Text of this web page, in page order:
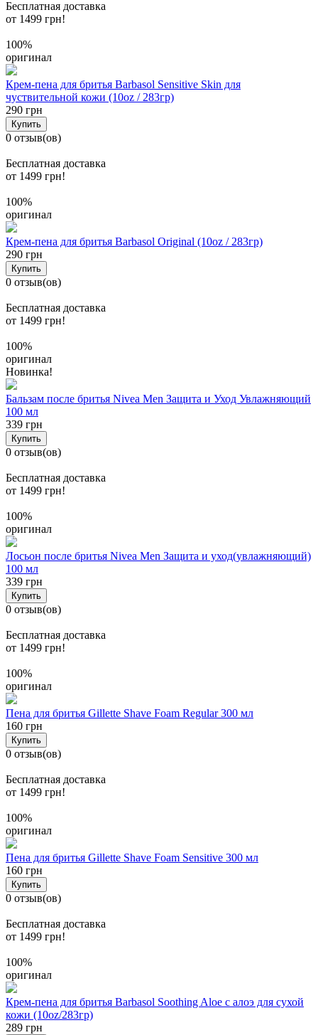
Бесплатная доставка
от 1499 грн!
100%
оригинал
Крем-пена для бритья Barbasol Sensitive Skin для
чуствительной кожи (10oz / 283гр)
290 грн
Купить
0 отзыв(ов)
Бесплатная доставка
от 1499 грн!
100%
оригинал
Крем-пена для бритья Barbasol Original (10oz / 283гр)
290 грн
Купить
0 отзыв(ов)
Бесплатная доставка
от 1499 грн!
100%
оригинал
Новинка!
Бальзам после бритья Nivea Men Защита и Уход Увлажняющий
100 мл
339 грн
Купить
0 отзыв(ов)
Бесплатная доставка
от 1499 грн!
100%
оригинал
Лосьон после бритья Nivea Men Защита и уход(увлажняющий)
100 мл
339 грн
Купить
0 отзыв(ов)
Бесплатная доставка
от 1499 грн!
100%
оригинал
Пена для бритья Gillette Shave Foam Regular 300 мл
160 грн
Купить
0 отзыв(ов)
Бесплатная доставка
от 1499 грн!
100%
оригинал
Пена для бритья Gillette Shave Foam Sensitive 300 мл
160 грн
Купить
0 отзыв(ов)
Бесплатная доставка
от 1499 грн!
100%
оригинал
Крем-пена для бритья Barbasol Soothing Aloe с алоэ для сухой
кожи (10oz/283гр)
289 грн